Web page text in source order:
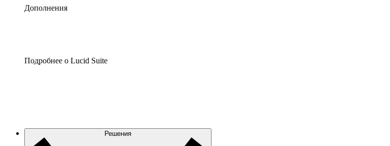
Дополнения
Подробнее о Lucid Suite
Решения